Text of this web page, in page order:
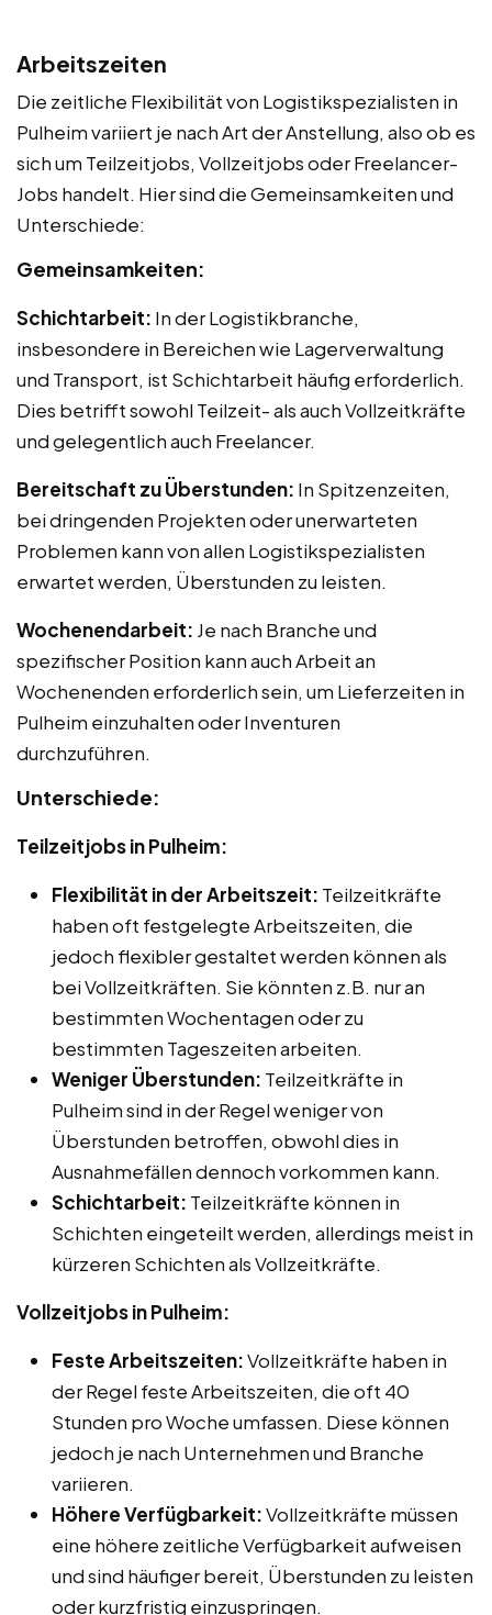
Arbeitszeiten
Die zeitliche Flexibilität von Logistikspezialisten in
Pulheim variiert je nach Art der Anstellung, also ob es
sich um Teilzeitjobs, Vollzeitjobs oder Freelancer-
Jobs handelt. Hier sind die Gemeinsamkeiten und
Unterschiede:
Gemeinsamkeiten:
Schichtarbeit: In der Logistikbranche,
insbesondere in Bereichen wie Lagerverwaltung
und Transport, ist Schichtarbeit häufig erforderlich.
Dies betrifft sowohl Teilzeit- als auch Vollzeitkräfte
und gelegentlich auch Freelancer.
Bereitschaft zu Überstunden: In Spitzenzeiten,
bei dringenden Projekten oder unerwarteten
Problemen kann von allen Logistikspezialisten
erwartet werden, Überstunden zu leisten.
Wochenendarbeit: Je nach Branche und
spezifischer Position kann auch Arbeit an
Wochenenden erforderlich sein, um Lieferzeiten in
Pulheim einzuhalten oder Inventuren
durchzuführen.
Unterschiede:
Teilzeitjobs in Pulheim:
Flexibilität in der Arbeitszeit: Teilzeitkräfte
haben oft festgelegte Arbeitszeiten, die
jedoch flexibler gestaltet werden können als
bei Vollzeitkräften. Sie könnten z.B. nur an
bestimmten Wochentagen oder zu
bestimmten Tageszeiten arbeiten.
Weniger Überstunden: Teilzeitkräfte in
Pulheim sind in der Regel weniger von
Überstunden betroffen, obwohl dies in
Ausnahmefällen dennoch vorkommen kann.
Schichtarbeit: Teilzeitkräfte können in
Schichten eingeteilt werden, allerdings meist in
kürzeren Schichten als Vollzeitkräfte.
Vollzeitjobs in Pulheim:
Feste Arbeitszeiten:Vollzeitkräfte haben in
der Regel feste Arbeitszeiten, die oft 40
Stunden pro Woche umfassen. Diese können
jedoch je nach Unternehmen und Branche
variieren.
Höhere Verfügbarkeit:Vollzeitkräfte müssen
eine höhere zeitliche Verfügbarkeit aufweisen
und sind häufiger bereit, Überstunden zu leisten
oder kurzfristig einzuspringen.